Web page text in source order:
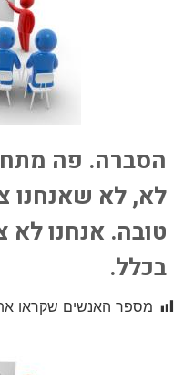
הסברה. פה
לא, לא שאנחנו
טובה. אנחנו לא
בכלל.
מספר האנשים שקראו